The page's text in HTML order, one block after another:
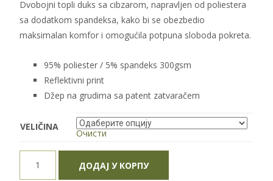
Dvobojni topli duks sa cibzarom, napravljen od poliestera
sa dodatkom spandeksa, kako bi se obezbedio
maksimalan komfor i omogućila potpuna sloboda pokreta.
95% poliester / 5% spandeks 300gsm
Reflektivni print
Džep na grudima sa patent zatvaračem
VELIČINA
Очисти
ДОДАЈ У КОРПУ